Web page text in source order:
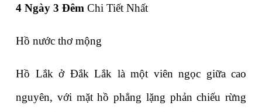
4 Ngày 3 Đêm Chi Tiết Nhất
Hồ nước thơ mộng
Hồ Lắk ở Đắk Lắk là một viên ngọc giữa cao
nguyên, với mặt hồ phẳng lặng phản chiếu rừng